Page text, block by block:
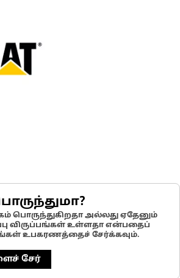
பொருந்துகிறதா அல்லது ஏதேனும்
விருப்பங்கள் உள்ளதா என்பதைப்
உபகரணத்தைச் சேர்க்கவும்.
சேர்